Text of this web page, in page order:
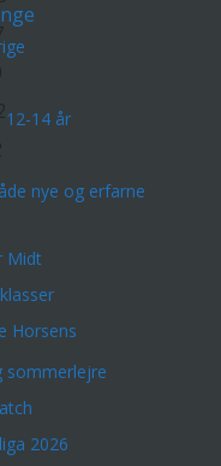
12-14 år
nye og erfarne
Midt
Horsens
sommerlejre
2026